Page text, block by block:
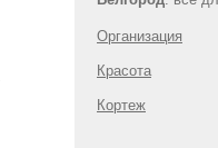
Организация
Красота
Кортеж